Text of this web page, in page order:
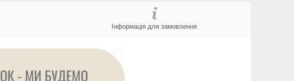
Інформація для замовлення